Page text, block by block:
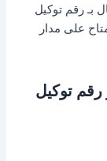
بـ رقم توكيل
على مدار
رقم توكيل